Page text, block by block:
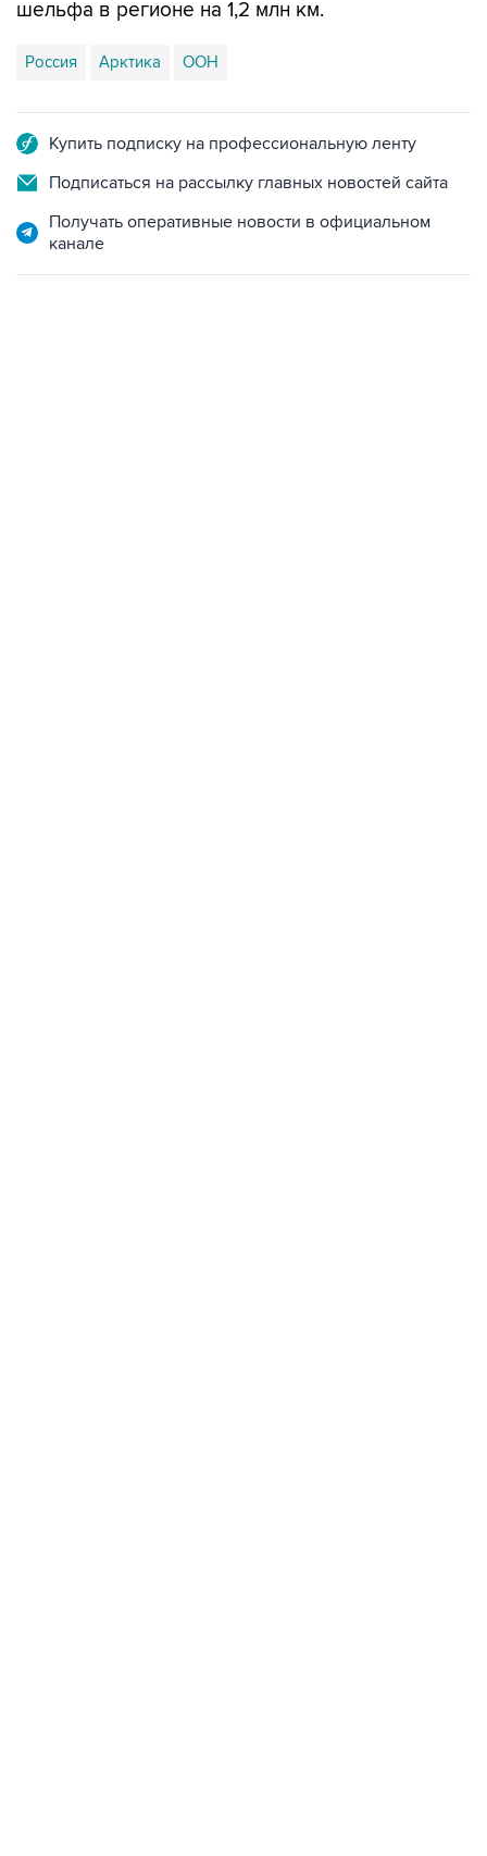
шельфа в регионе на 1,2 млн км.
Россия Арктика ООН
Купить подписку на профессиональную ленту
Подписаться на рассылку главных новостей сайта
Получать оперативные новости в официальном
канале